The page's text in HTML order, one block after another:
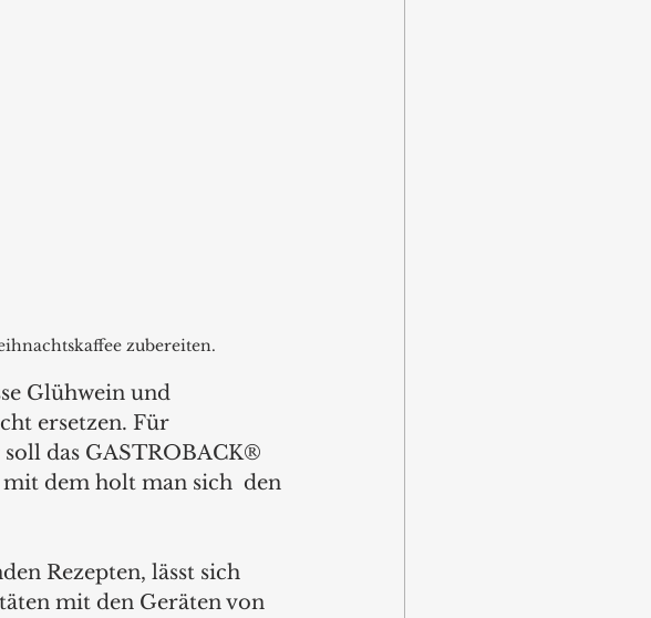
zubereiten.
Glühwein und
ersetzen. Für
das GASTROBACK®
dem holt man sich  den
Rezepten, lässt sich
mit den Geräten von